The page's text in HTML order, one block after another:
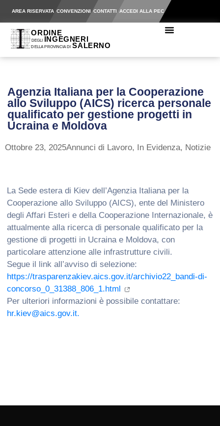
AREA RISERVATA CONVENZIONI CONTATTI ACCEDI ALLA PEC
Agenzia Italiana per la Cooperazione
allo Sviluppo (AICS) ricerca personale
qualificato per gestione progetti in
Ucraina e Moldova
Ottobre 23, 2025Annunci di Lavoro, In Evidenza, Notizie
La Sede estera di Kiev dell’Agenzia Italiana per la
Cooperazione allo Sviluppo (AICS), ente del Ministero
degli Affari Esteri e della Cooperazione Internazionale, è
attualmente alla ricerca di personale qualificato per la
gestione di progetti in Ucraina e Moldova, con
particolare attenzione alle infrastrutture civili.
Segue il link all’avviso di selezione:
https://trasparenzakiev.aics.gov.it/archivio22_bandi-di-
concorso_0_31388_806_1.html
Per ulteriori informazioni è possibile contattare:
hr.kiev@aics.gov.it.